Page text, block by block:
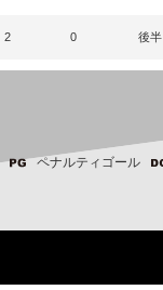
2 0 後半
ペナルティゴール